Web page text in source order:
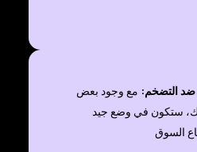
ضد التضخم: مع وجود بعض
ستكون في وضع جيد
السوق